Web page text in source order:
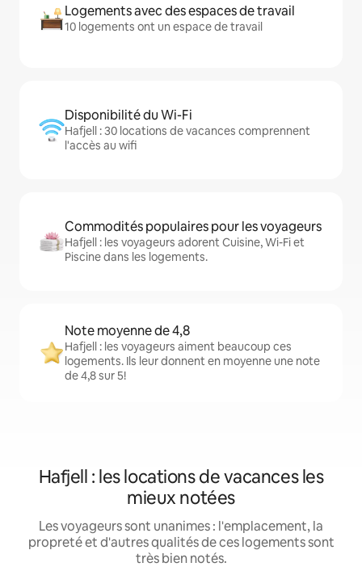
Logements avec des espaces de travail
10 logements ont un espace de travail
Disponibilité du Wi-Fi
Hafjell : 30 locations de vacances comprennent
l'accès au wifi
Commodités populaires pour les voyageurs
Hafjell : les voyageurs adorent Cuisine, Wi-Fi et
Piscine dans les logements.
Note moyenne de 4,8
Hafjell : les voyageurs aiment beaucoup ces
logements. Ils leur donnent en moyenne une note
de 4,8 sur 5!
Hafjell : les locations de vacances les
mieux notées
Les voyageurs sont unanimes : l'emplacement, la
propreté et d'autres qualités de ces logements sont
très bien notés.